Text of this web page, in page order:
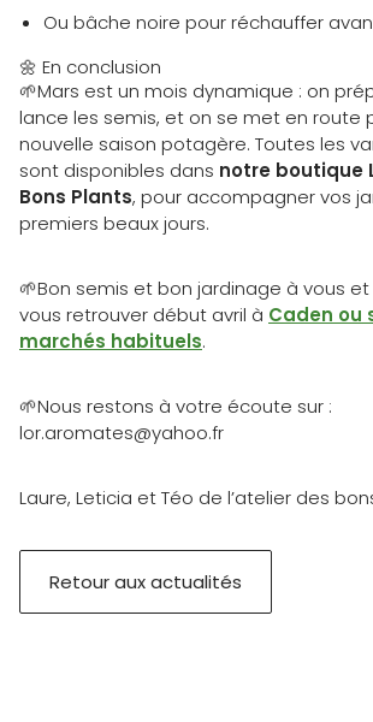
Ou bâche noire pour réchauffer
🌼 En conclusion
🌱Mars est un mois dynamique : on
lance les semis, et on se met en route
nouvelle saison potagère. Toutes les
sont disponibles dans notre boutique
Bons Plants, pour accompagner vos
premiers beaux jours.
🌱Bon semis et bon jardinage à vous
vous retrouver début avril à Caden ou
marchés habituels.
🌱Nous restons à votre écoute sur :
lor.aromates@yahoo.fr
Laure, Leticia et Téo de l’atelier des
Retour aux actualités